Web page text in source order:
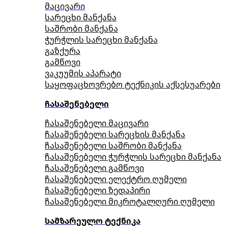
მაცივარი
სარეცხი მანქანა
საშრობი მანქანა
ჭურჭლის სარეცხი მანქანა
გაზქურა
გამწოვი
ვაკუუმის აპარატი
საყოფაცხოვრებო ტექნიკის აქსესუარები
ჩასაშენებელი
ჩასაშენებელი მაცივარი
ჩასაშენებელი სარეცხის მანქანა
ჩასაშენებელი საშრობი მანქანა
ჩასაშენებელი ჭურჭლის სარეცხი მანქანა
ჩასაშენებელი გამწოვი
ჩასაშენებელი ელექტრო ღუმელი
ჩასაშენებელი ზედაპირი
ჩასაშენებელი მიკროტალღური ღუმელი
სამზარეულო ტექნიკა